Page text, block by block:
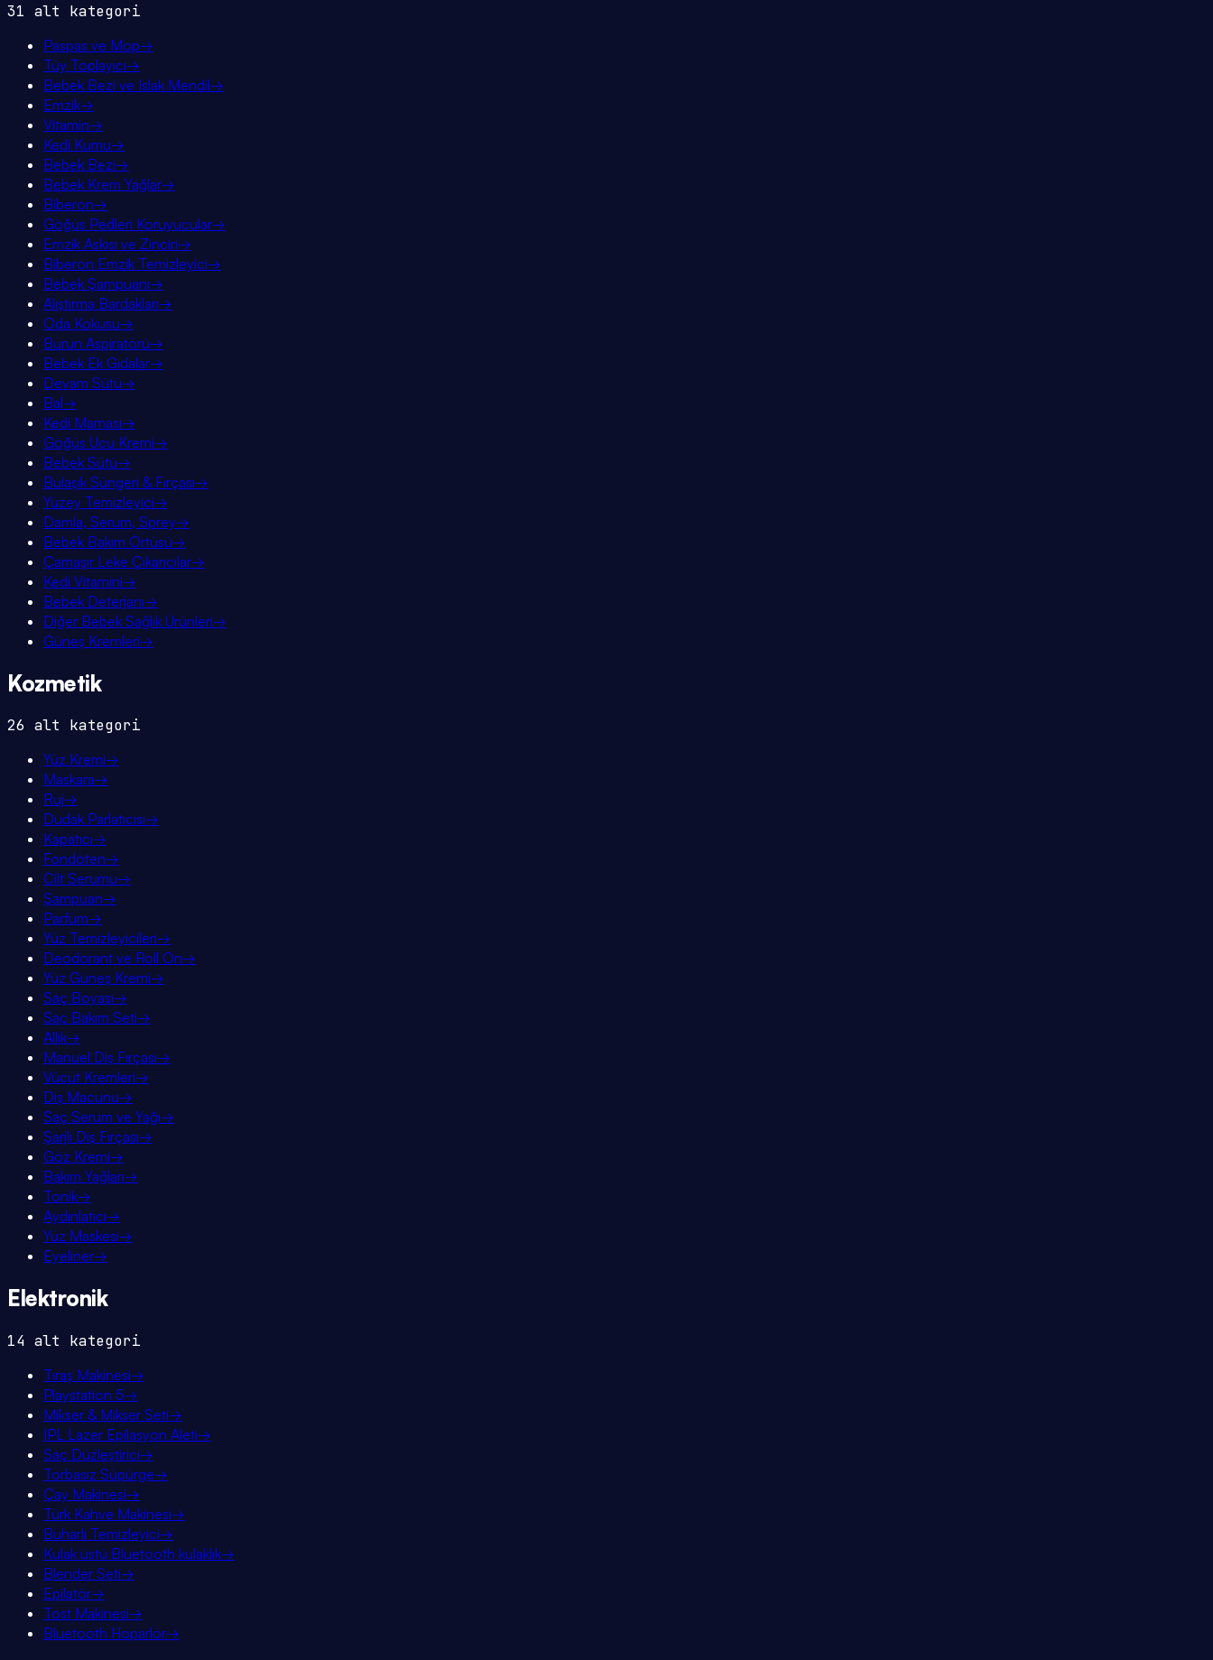
31 alt kategori
Paspas ve Mop→
Tüy Toplayıcı→
Bebek Bezi ve Islak Mendil→
Emzik→
Vitamin→
Kedi Kumu→
Bebek Bezi→
Bebek Krem Yağlar→
Biberon→
Göğüs Pedleri Koruyucular→
Emzik Askısı ve Zinciri→
Biberon Emzik Temizleyici→
Bebek Şampuanı→
Alıştırma Bardakları→
Oda Kokusu→
Burun Aspiratörü→
Bebek Ek Gıdalar→
Devam Sütü→
Bal→
Kedi Maması→
Göğüs Ucu Kremi→
Bebek Sütü→
Bulaşık Süngeri & Fırçası→
Yüzey Temizleyici→
Damla, Serum, Sprey→
Bebek Bakım Örtüsü→
Çamaşır Leke Çıkarıcılar→
Kedi Vitamini→
Bebek Deterjanı→
Diğer Bebek Sağlık Ürünleri→
Güneş Kremleri→
Kozmetik
26 alt kategori
Yüz Kremi→
Maskara→
Ruj→
Dudak Parlatıcısı→
Kapatıcı→
Fondöten→
Cilt Serumu→
Şampuan→
Parfüm→
Yüz Temizleyicileri→
Deodorant ve Roll On→
Yüz Güneş Kremi→
Saç Boyası→
Saç Bakım Seti→
Allık→
Manuel Diş Fırçası→
Vücut Kremleri→
Diş Macunu→
Saç Serum ve Yağı→
Şarjlı Diş Fırçası→
Göz Kremi→
Bakım Yağları→
Tonik→
Aydınlatıcı→
Yüz Maskesi→
Eyeliner→
Elektronik
14 alt kategori
Tıraş Makinesi→
Playstation 5→
Mikser & Mikser Seti→
IPL Lazer Epilasyon Aleti→
Saç Düzleştirici→
Torbasız Süpürge→
Çay Makinesi→
Türk Kahve Makinesi→
Buharlı Temizleyici→
Kulak üstü Bluetooth kulaklık→
Blender Seti→
Epilatör→
Tost Makinesi→
Bluetooth Hoparlör→